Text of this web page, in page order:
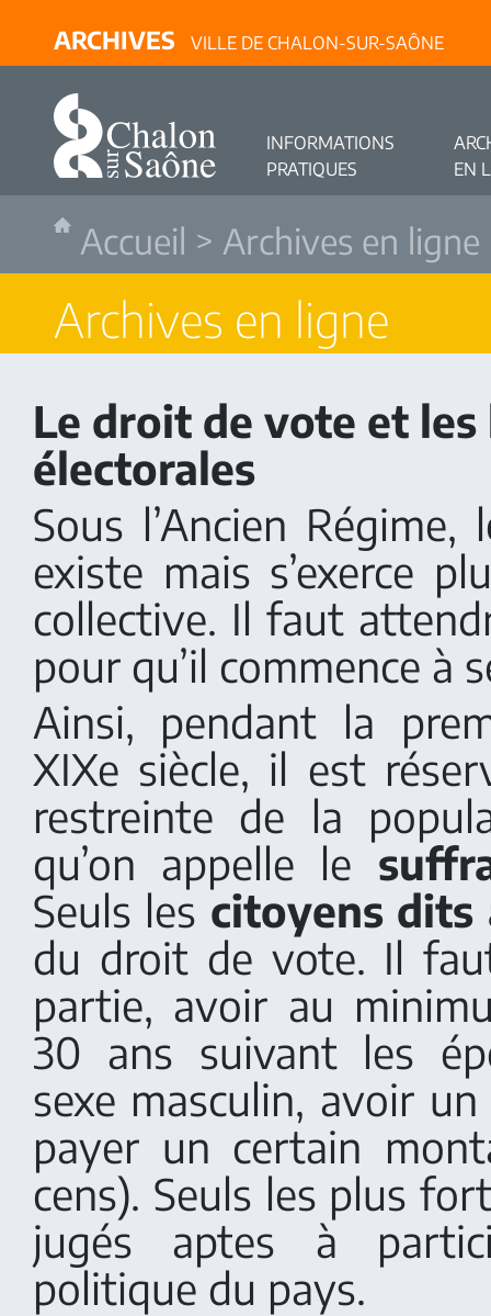
ARCHIVES VILLE DE CHALON-SUR-SAÔNE
INFORMATIONS
PRATIQUES
EN
Accueil > Archives en ligne
Archives en ligne
Le droit de vote et les
électorales
Sous l’Ancien
existe mais s’exerce
collective. Il faut
pour qu’il commence à
Ainsi, pendant la
XIXe siècle, il est
restreinte de la
qu’on appelle le
Seuls les citoyens dits
du droit de vote. Il
partie, avoir au
30 ans suivant les
sexe masculin, avoir
payer un certain
cens). Seuls les plus
jugés aptes à
politique du pays.